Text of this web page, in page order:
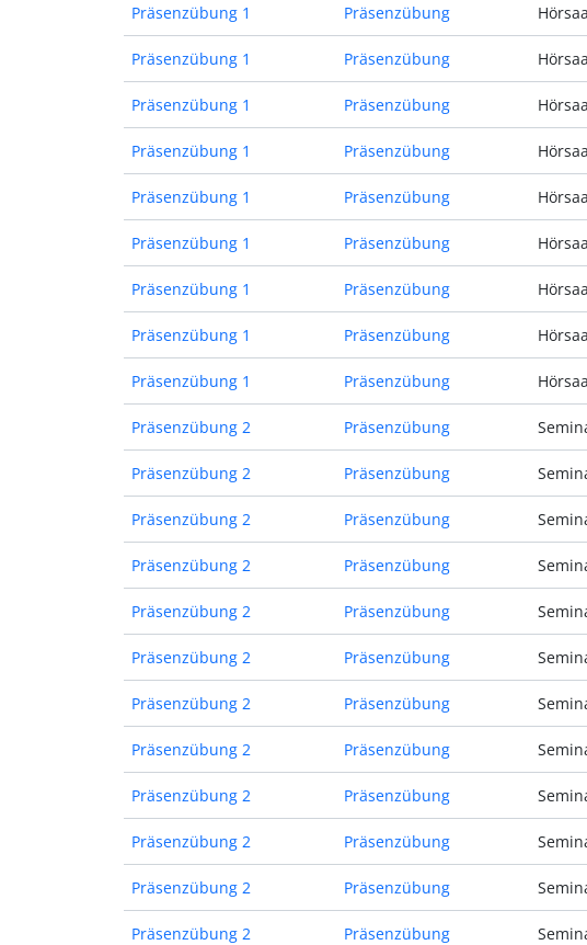
Präsenzübung 1 Präsenzübung
Präsenzübung 1 Präsenzübung
Präsenzübung 1 Präsenzübung
Präsenzübung 1 Präsenzübung
Präsenzübung 1 Präsenzübung
Präsenzübung 1 Präsenzübung
Präsenzübung 1 Präsenzübung
Präsenzübung 1 Präsenzübung
Präsenzübung 1 Präsenzübung
Präsenzübung 2 Präsenzübung
Präsenzübung 2 Präsenzübung
Präsenzübung 2 Präsenzübung
Präsenzübung 2 Präsenzübung
Präsenzübung 2 Präsenzübung
Präsenzübung 2 Präsenzübung
Präsenzübung 2 Präsenzübung
Präsenzübung 2 Präsenzübung
Präsenzübung 2 Präsenzübung
Präsenzübung 2 Präsenzübung
Präsenzübung 2 Präsenzübung
Präsenzübung 2 Präsenzübung